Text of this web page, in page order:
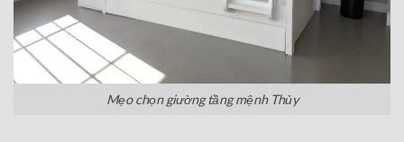
Mẹo chọn giường tầng mệnh Thủy